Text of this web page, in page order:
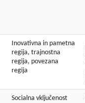
Inovativna in pametna
regija, trajnostna
regija, povezana
regija
Socialna vključenost